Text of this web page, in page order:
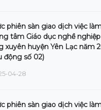
phiên sàn giao dịch việc
tâm Giáo dục nghề nghiệp
xuyên huyện Yên Lạc năm
động số 02)
04-28
phiên sàn giao dịch việc